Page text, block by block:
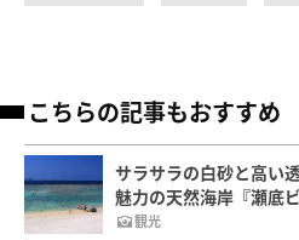
こちらの記事もおすすめ
サラサラの白砂と高い
魅力の天然海岸『瀬底ビ
観光